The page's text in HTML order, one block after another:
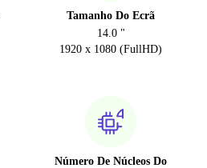
Tamanho Do Ecrã
14.0 "
1920 x 1080 (FullHD)
Número De Núcleos Do